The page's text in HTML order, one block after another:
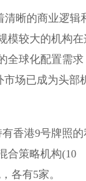
清晰的商业逻辑
模较大的机构在
球化配置需求
市场已成为头部
香港9号牌照的
合策略机构(10
各有5家。